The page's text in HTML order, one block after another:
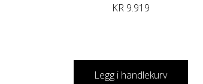
KR9.919
Legg i handlekurv